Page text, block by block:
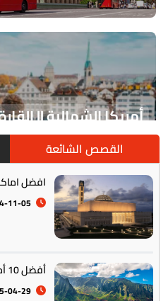
أمريكا الشمالية || القارة
أمريكا الجنوبية || القارة
القصص الشائعة
افضل اماكن
11-05
أفضل 10 أماكن سياحية في العالم
04-29